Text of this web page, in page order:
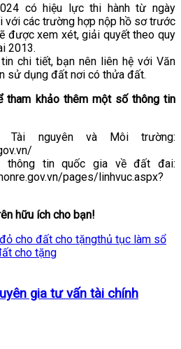
có hiệu lực thi hành từ ngày
các trường hợp nộp hồ sơ trước
được xem xét, giải quyết theo quy
2013.
chi tiết, bạn nên liên hệ với Văn
sử dụng đất nơi có thửa đất.
tham khảo thêm một số thông tin
Tài nguyên và Môi trường:
thông tin quốc gia về đất đai:
pages/linhvuc.aspx?
hữu ích cho bạn!
cho đất cho tặngthủ tục làm sổ
cho tặng
gia tư vấn tài chính